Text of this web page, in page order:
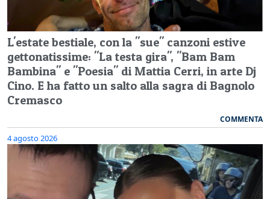
L'estate bestiale, con la "sue" canzoni estive
gettonatissime: "La testa gira", "Bam Bam
Bambina" e "Poesia" di Mattia Cerri, in arte Dj
Cino. E ha fatto un salto alla sagra di Bagnolo
Cremasco
COMMENTA
4 agosto 2026